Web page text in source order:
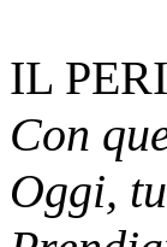
IL
Con
Oggi,